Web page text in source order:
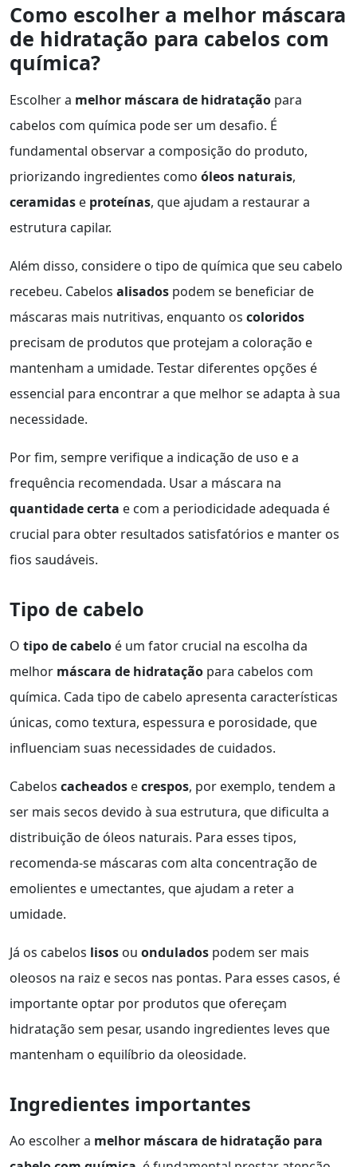
Como escolher a melhor máscara
de hidratação para cabelos com
química?
Escolher a melhor máscara de hidratação para
cabelos com química pode ser um desafio. É
fundamental observar a composição do produto,
priorizando ingredientes como óleos naturais,
ceramidas e proteínas, que ajudam a restaurar a
estrutura capilar.
Além disso, considere o tipo de química que seu cabelo
recebeu. Cabelos alisados podem se beneficiar de
máscaras mais nutritivas, enquanto os coloridos
precisam de produtos que protejam a coloração e
mantenham a umidade. Testar diferentes opções é
essencial para encontrar a que melhor se adapta à sua
necessidade.
Por fim, sempre verifique a indicação de uso e a
frequência recomendada. Usar a máscara na
quantidade certa e com a periodicidade adequada é
crucial para obter resultados satisfatórios e manter os
fios saudáveis.
Tipo de cabelo
O tipo de cabelo é um fator crucial na escolha da
melhor máscara de hidratação para cabelos com
química. Cada tipo de cabelo apresenta características
únicas, como textura, espessura e porosidade, que
influenciam suas necessidades de cuidados.
Cabelos cacheados ecrespos, por exemplo, tendem a
ser mais secos devido à sua estrutura, que dificulta a
distribuição de óleos naturais. Para esses tipos,
recomenda-se máscaras com alta concentração de
emolientes e umectantes, que ajudam a reter a
umidade.
Já os cabelos lisos ou ondulados podem ser mais
oleosos na raiz e secos nas pontas. Para esses casos, é
importante optar por produtos que ofereçam
hidratação sem pesar, usando ingredientes leves que
mantenham o equilíbrio da oleosidade.
Ingredientes importantes
Ao escolher a melhor máscara de hidratação para